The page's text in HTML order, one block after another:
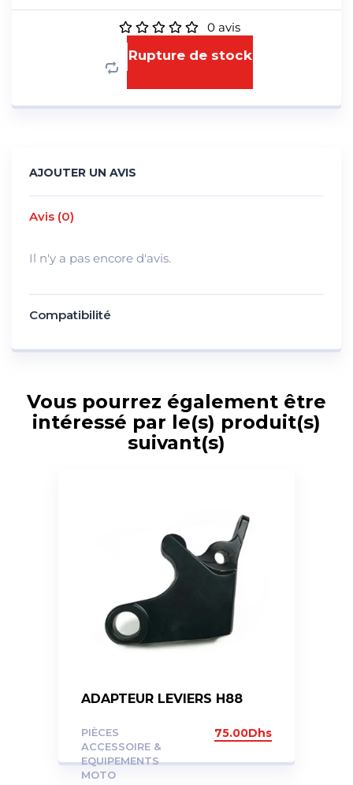
0avis
Rupture de stock
AJOUTER UN AVIS
Avis (0)
Il n'y a pas encore d'avis.
Compatibilité
Vous pourrez également être
intéressé par le(s) produit(s)
suivant(s)
ADAPTEUR LEVIERS H88
PIÈCES
ACCESSOIRE &
EQUIPEMENTS
MOTO
75.00Dhs